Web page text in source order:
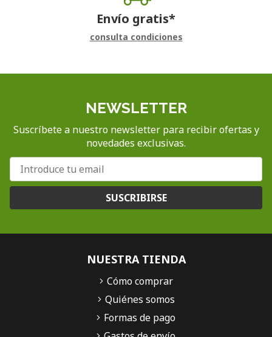
Envío gratis*
consulta condiciones
NEWSLETTER
Suscríbete a nuestro newsletter para recibir ofertas y
novedades exclusivas.
SUSCRIBIRSE
NUESTRA TIENDA
Cómo comprar
Quiénes somos
Formas de pago